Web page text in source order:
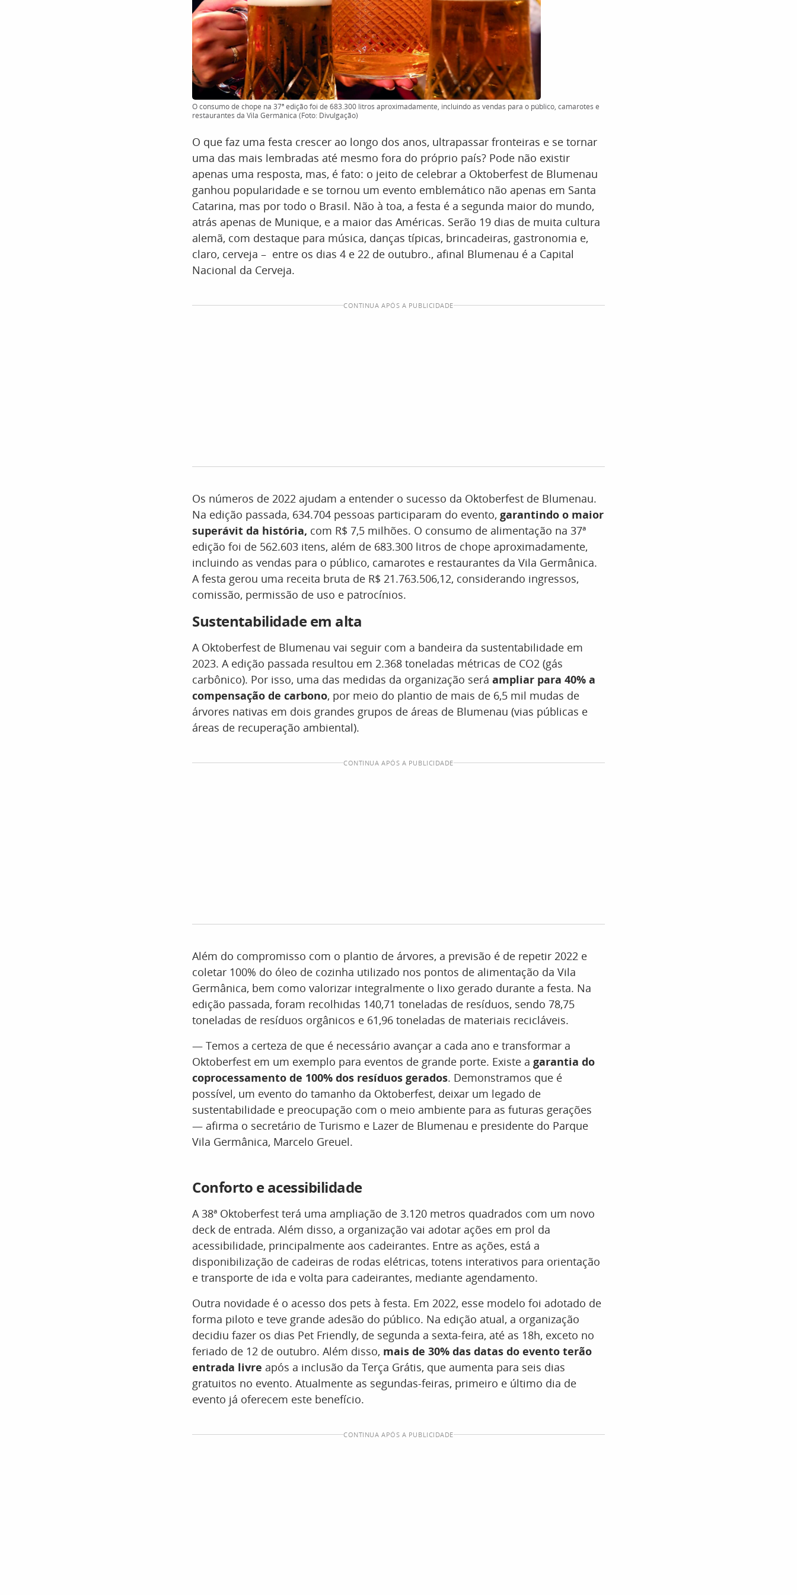
O consumo de chope na 37ª edição foi de 683.300 litros aproximadamente, incluindo as vendas para o público, camarotes e
restaurantes da Vila Germânica (Foto: Divulgação)
O que faz uma festa crescer ao longo dos anos, ultrapassar fronteiras e se tornar
uma das mais lembradas até mesmo fora do próprio país? Pode não existir
apenas uma resposta, mas, é fato: o jeito de celebrar a Oktoberfest de Blumenau
ganhou popularidade e se tornou um evento emblemático não apenas em Santa
Catarina, mas por todo o Brasil. Não à toa, a festa é a segunda maior do mundo,
atrás apenas de Munique, e a maior das Américas. Serão 19 dias de muita cultura
alemã, com destaque para música, danças típicas, brincadeiras, gastronomia e,
claro, cerveja – entre os dias 4 e 22 de outubro., afinal Blumenau é a Capital
Nacional da Cerveja.
CONTINUA APÓS A PUBLICIDADE
Os números de 2022 ajudam a entender o sucesso da Oktoberfest de Blumenau.
Na edição passada, 634.704 pessoas participaram do evento, garantindo o maior
superávit da história, com R$ 7,5 milhões. O consumo de alimentação na 37ª
edição foi de 562.603 itens, além de 683.300 litros de chope aproximadamente,
incluindo as vendas para o público, camarotes e restaurantes da Vila Germânica.
A festa gerou uma receita bruta de R$ 21.763.506,12, considerando ingressos,
comissão, permissão de uso e patrocínios.
Sustentabilidade em alta
A Oktoberfest de Blumenau vai seguir com a bandeira da sustentabilidade em
2023. A edição passada resultou em 2.368 toneladas métricas de CO2 (gás
carbônico). Por isso, uma das medidas da organização será ampliar para 40% a
compensação de carbono, por meio do plantio de mais de 6,5 mil mudas de
árvores nativas em dois grandes grupos de áreas de Blumenau (vias públicas e
áreas de recuperação ambiental).
CONTINUA APÓS A PUBLICIDADE
Além do compromisso com o plantio de árvores, a previsão é de repetir 2022 e
coletar 100% do óleo de cozinha utilizado nos pontos de alimentação da Vila
Germânica, bem como valorizar integralmente o lixo gerado durante a festa. Na
edição passada, foram recolhidas 140,71 toneladas de resíduos, sendo 78,75
toneladas de resíduos orgânicos e 61,96 toneladas de materiais recicláveis.
— Temos a certeza de que é necessário avançar a cada ano e transformar a
Oktoberfest em um exemplo para eventos de grande porte. Existe a garantia do
coprocessamento de 100% dos resíduos gerados. Demonstramos que é
possível, um evento do tamanho da Oktoberfest, deixar um legado de
sustentabilidade e preocupação com o meio ambiente para as futuras gerações
— afirma o secretário de Turismo e Lazer de Blumenau e presidente do Parque
Vila Germânica, Marcelo Greuel.
Conforto e acessibilidade
A 38ª Oktoberfest terá uma ampliação de 3.120 metros quadrados com um novo
deck de entrada. Além disso, a organização vai adotar ações em prol da
acessibilidade, principalmente aos cadeirantes. Entre as ações, está a
disponibilização de cadeiras de rodas elétricas, totens interativos para orientação
e transporte de ida e volta para cadeirantes, mediante agendamento.
Outra novidade é o acesso dos pets à festa. Em 2022, esse modelo foi adotado de
forma piloto e teve grande adesão do público. Na edição atual, a organização
decidiu fazer os dias Pet Friendly, de segunda a sexta-feira, até as 18h, exceto no
feriado de 12 de outubro. Além disso, mais de 30% das datas do evento terão
entrada livre após a inclusão da Terça Grátis, que aumenta para seis dias
gratuitos no evento. Atualmente as segundas-feiras, primeiro e último dia de
evento já oferecem este benefício.
CONTINUA APÓS A PUBLICIDADE